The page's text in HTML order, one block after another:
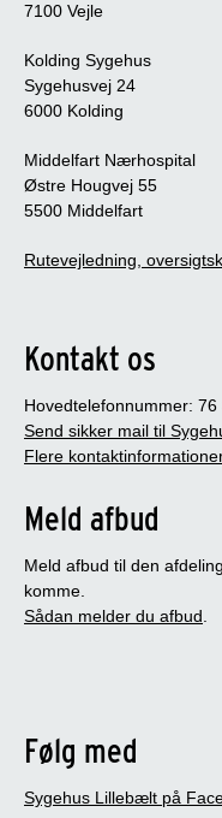
7100 Vejle
Kolding Sygehus
Sygehusvej 24
6000 Kolding
Middelfart Nærhospital
Østre Hougvej 55
5500 Middelfart
Rutevejledning,
Kontakt os
Hovedtelefonnummer:
Send sikker mail til
Flere
Meld afbud
Meld afbud til den
komme.
Sådan melder du afbud.
Følg med
Sygehus Lillebælt på